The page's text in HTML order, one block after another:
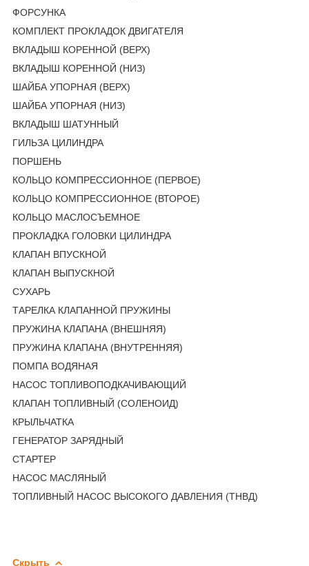
ФОРСУНКА
КОМПЛЕКТ ПРОКЛАДОК ДВИГАТЕЛЯ
ВКЛАДЫШ КОРЕННОЙ (ВЕРХ)
ВКЛАДЫШ КОРЕННОЙ (НИЗ)
ШАЙБА УПОРНАЯ (ВЕРХ)
ШАЙБА УПОРНАЯ (НИЗ)
ВКЛАДЫШ ШАТУННЫЙ
ГИЛЬЗА ЦИЛИНДРА
ПОРШЕНЬ
КОЛЬЦО КОМПРЕССИОННОЕ (ПЕРВОЕ)
КОЛЬЦО КОМПРЕССИОННОЕ (ВТОРОЕ)
КОЛЬЦО МАСЛОСЪЕМНОЕ
ПРОКЛАДКА ГОЛОВКИ ЦИЛИНДРА
КЛАПАН ВПУСКНОЙ
КЛАПАН ВЫПУСКНОЙ
СУХАРЬ
ТАРЕЛКА КЛАПАННОЙ ПРУЖИНЫ
ПРУЖИНА КЛАПАНА (ВНЕШНЯЯ)
ПРУЖИНА КЛАПАНА (ВНУТРЕННЯЯ)
ПОМПА ВОДЯНАЯ
НАСОС ТОПЛИВОПОДКАЧИВАЮЩИЙ
КЛАПАН ТОПЛИВНЫЙ (СОЛЕНОИД)
КРЫЛЬЧАТКА
ГЕНЕРАТОР ЗАРЯДНЫЙ
СТАРТЕР
НАСОС МАСЛЯНЫЙ
ТОПЛИВНЫЙ НАСОС ВЫСОКОГО ДАВЛЕНИЯ (ТНВД)
Скрыть